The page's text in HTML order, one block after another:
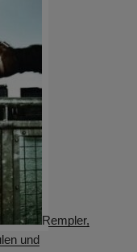
Rempler,
und